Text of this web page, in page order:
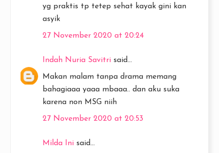
yg praktis tp tetep sehat kayak gini kan
asyik
27 November 2020 at 20:24
Indah Nuria Savitri said...
Makan malam tanpa drama memang
bahagiaaa yaaa mbaaa.. dan aku suka
karena non MSG niih
27 November 2020 at 20:53
Milda Ini said...